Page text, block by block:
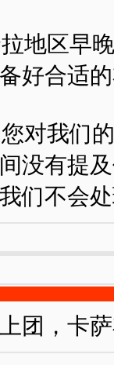
地区早
好合适
对我们
没有提
们不会
团，卡